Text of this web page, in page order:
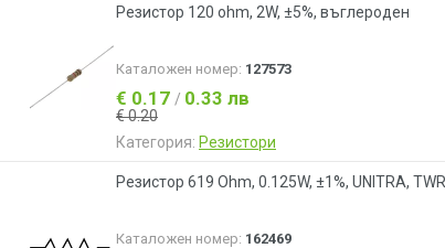
Резистор 120 ohm, 2W, ±5%, въглероден
Каталожен номер: 127573
€ 0.17 / 0.33 лв
€ 0.20
Категория: Резистори
Резистор 619 Ohm, 0.125W, ±1%, UNITRA,
Каталожен номер: 162469